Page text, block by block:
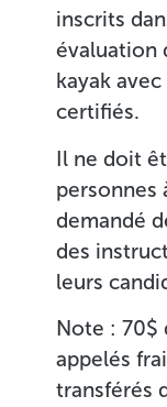
inscrits
évaluation
kayak
certifiés.
Il ne doit
personnes
demandé
des
leurs
Note : 70$
appelés
transférés